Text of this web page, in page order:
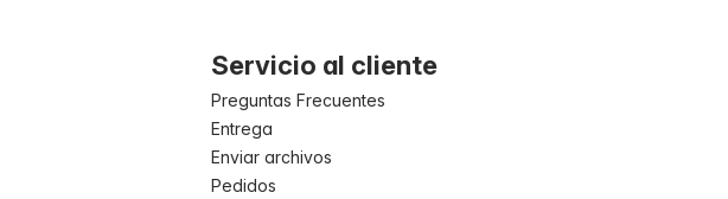
Servicio al cliente
Preguntas Frecuentes
Entrega
Enviar archivos
Pedidos